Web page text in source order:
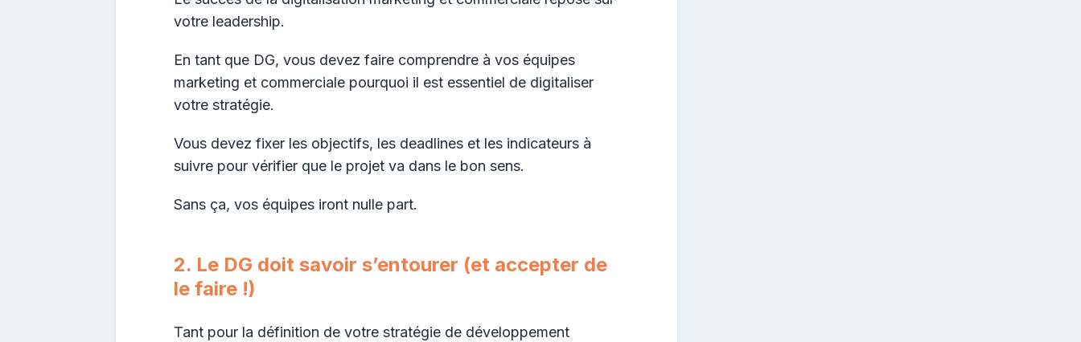
votre leadership.
En tant que DG, vous devez faire comprendre à vos équipes
marketing et commerciale pourquoi il est essentiel de digitaliser
votre stratégie.
Vous devez fixer les objectifs, les deadlines et les indicateurs à
suivre pour vérifier que le projet va dans le bon sens.
Sans ça, vos équipes iront nulle part.
2. Le DG doit savoir s’entourer (et accepter de
le faire !)
Tant pour la définition de votre stratégie de développement